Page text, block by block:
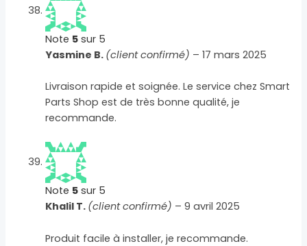
Note 5 sur 5
Yasmine B. (client confirmé) – 17 mars 2025
Livraison rapide et soignée. Le service chez Smart
Parts Shop est de très bonne qualité, je
recommande.
Note 5 sur 5
Khalil T. (client confirmé) – 9 avril 2025
Produit facile à installer, je recommande.